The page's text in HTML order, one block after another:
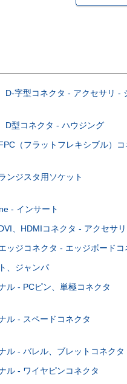
D-字型コネクタ - アクセサリ -
D型コネクタ - ハウジング
（フラットフレキシブル）コ
ンジスタ用ソケット
- インサート
、HDMIコネクタ - アクセサリ
ッジコネクタ - エッジボードコ
、ジャンパ
ル - PCピン、単極コネクタ
ル - スペードコネクタ
ル - バレル、ブレットコネクタ
ル - ワイヤピンコネクタ